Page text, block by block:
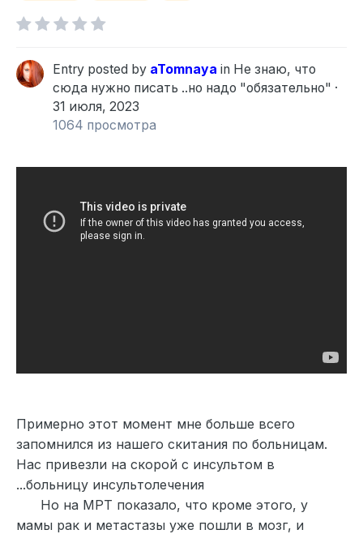
Entry posted by aTomnaya in Не знаю, что
сюда нужно писать ..но надо "обязательно" ·
31 июля, 2023
1064 просмотра
Примерно этот момент мне больше всего
запомнился из нашего скитания по больницам.
Нас привезли на скорой с инсультом в
...больницу инсультолечения
Но на МРТ показало, что кроме этого, у
мамы рак и метастазы уже пошли в мозг, и